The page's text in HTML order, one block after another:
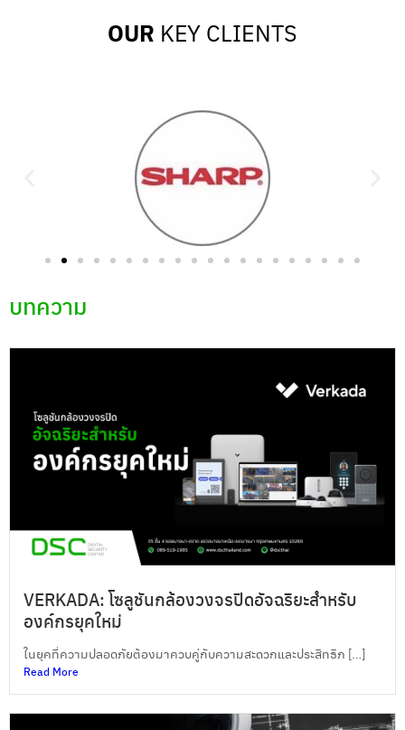
OUR KEY CLIENTS
บทความ
VERKADA: โซลูชันกล้องวงจรปิดอัจฉริยะสำหรับ
องค์กรยุคใหม่
ในยุคที่ความปลอดภัยต้องมาควบคู่กับความสะดวกและประสิทธิภ […]
Read More